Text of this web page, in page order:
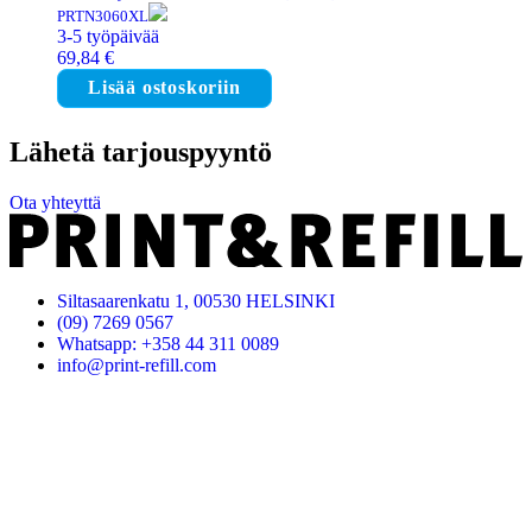
PRTN3060XL
3-5 työpäivää
69,84 €
Lisää ostoskoriin
Lähetä tarjouspyyntö
Ota yhteyttä
Siltasaarenkatu 1, 00530 HELSINKI
(09) 7269 0567
Whatsapp: +358 44 311 0089
info@print-refill.com